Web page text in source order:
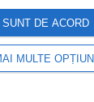
MULTE OPȚIUNI
SUNT DE ACORD